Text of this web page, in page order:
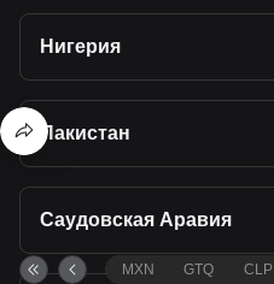
Нигерия
Пакистан
Саудовская Аравия
MXN GTQ CLP